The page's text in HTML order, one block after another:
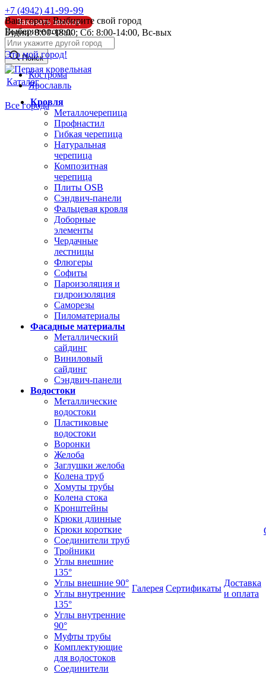
Ваш город: Выбирите свой город
Выберите город:
Это мой город!
Кострома
Ярославль
Все города
+7 (4942) 41-99-99
Заказать звонок
Будни: 8:00-18:00; Сб: 8:00-14:00, Вс-вых
info@pk44.ru
Поиск
Каталог
Кровля
Металлочерепица
Профнастил
Гибкая черепица
Натуральная
черепица
Композитная
черепица
Плиты OSB
Сэндвич-панели
Фальцевая кровля
Доборные
элементы
Чердачные
лестницы
Флюгеры
Софиты
Пароизоляция и
гидроизоляция
Саморезы
Пиломатериалы
Фасадные материалы
Металлический
сайдинг
Виниловый
сайдинг
Сэндвич-панели
Водостоки
Металлические
водостоки
Пластиковые
водостоки
Воронки
Желоба
Заглушки желоба
Колена труб
Хомуты трубы
Колена стока
Кронштейны
Крюки длинные
Крюки короткие
Соединители труб
Тройники
Углы внешние
135°
Углы внешние 90°
Углы внутренние
135°
Углы внутренние
90°
Муфты трубы
Комплектующие
для водостоков
Соединители
Галерея Сертификаты
Доставка
и оплата